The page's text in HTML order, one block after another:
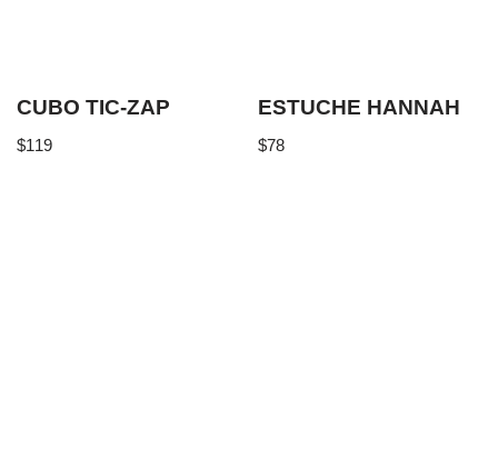
CUBO TIC-ZAP
$119
ESTUCHE HANNAH
$78